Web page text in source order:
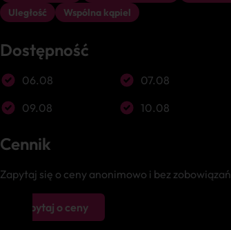
Uległość
Wspólna kąpiel
Dostępność
06.08 07.08
09.08
10.08
Cennik
Zapytaj się o ceny anonimowo i bez zobowiązań
Zapytaj o ceny